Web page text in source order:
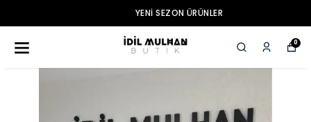
YENI SEZON ÜRÜNLER
0